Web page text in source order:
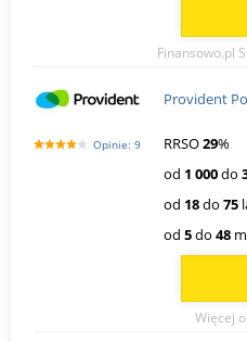
Finansowo.pl
Opinie: 9
Provident
RRSO29%
od 1 000do
od 18do 75
od 5do 48
Więcej